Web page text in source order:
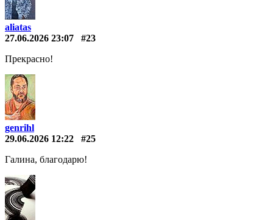
aliatas
27.06.2026 23:07
#23
Прекрасно!
genrihl
29.06.2026 12:22
#25
Галина, благодарю!